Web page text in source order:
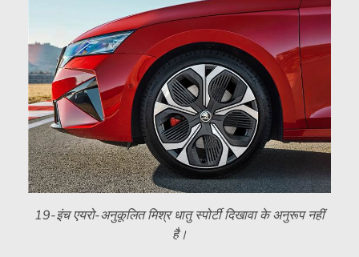
19-इंच एयरो-अनुकूलित मिश्र धातु स्पोर्टी दिखावा के अनुरूप नहीं
है।